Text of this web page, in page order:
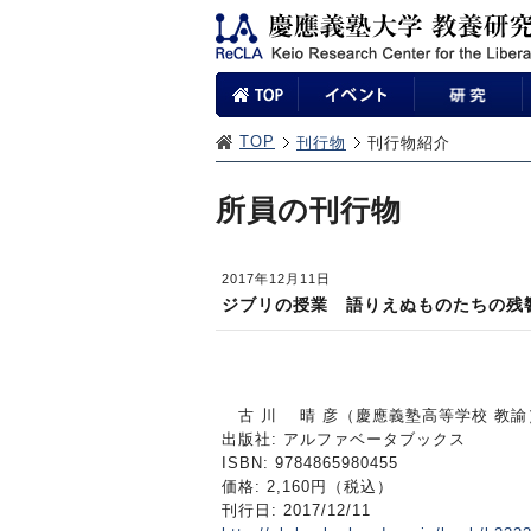
TOP 刊行物 刊行物紹介
所員の刊行物
2017年12月11日
ジブリの授業 語りえぬものたちの残
古 川 晴 彦（慶應義塾高等学校 教諭
出版社: アルファベータブックス
ISBN: 9784865980455
価格: 2,160円（税込）
刊行日: 2017/12/11